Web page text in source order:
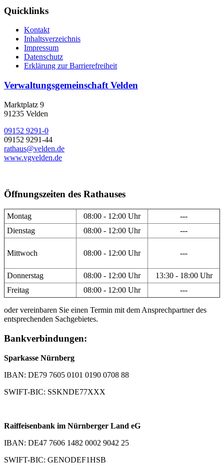
Quicklinks
Kontakt
Inhaltsverzeichnis
Impressum
Datenschutz
Erklärung zur Barrierefreiheit
Verwaltungsgemeinschaft Velden
Marktplatz 9
91235 Velden
09152 9291-0
09152 9291-44
rathaus@velden.de
www.vgvelden.de
Öffnungszeiten des Rathauses
Montag 08:00 - 12:00 Uhr
---
Dienstag
08:00 - 12:00 Uhr ---
Mittwoch 08:00 - 12:00 Uhr ---
Donnerstag 08:00 - 12:00 Uhr
13:30 - 18:00 Uhr
Freitag
08:00 - 12:00 Uhr ---
oder vereinbaren Sie einen Termin mit dem Ansprechpartner des
entsprechenden Sachgebietes.
Bankverbindungen:
Sparkasse Nürnberg
IBAN: DE79 7605 0101 0190 0708 88
SWIFT-BIC: SSKNDE77XXX
Raiffeisenbank im Nürnberger Land eG
IBAN: DE47 7606 1482 0002 9042 25
SWIFT-BIC: GENODEF1HSB